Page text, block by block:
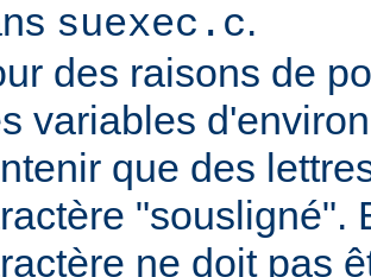
suexec.c.
des raisons de
variables
que des
"sousligné".
ne doit pas